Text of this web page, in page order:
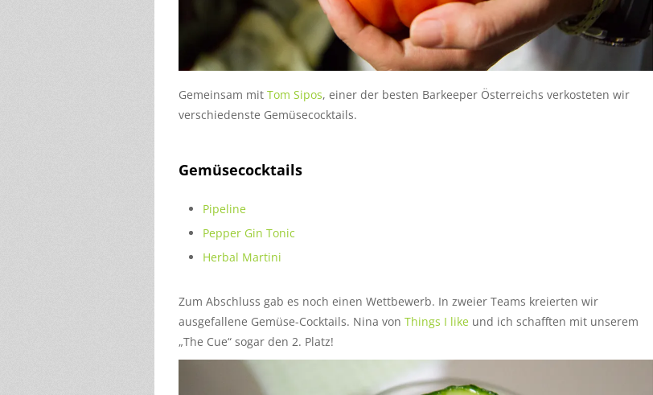
Gemeinsam mit Tom Sipos, einer der besten Barkeeper Österreichs verkosteten wir
verschiedenste Gemüsecocktails.
Gemüsecocktails
Pipeline
Pepper Gin Tonic
Herbal Martini
Zum Abschluss gab es noch einen Wettbewerb. In zweier Teams kreierten wir
ausgefallene Gemüse-Cocktails. Nina von Things I like und ich schafften mit unserem
„The Cue“ sogar den 2. Platz!